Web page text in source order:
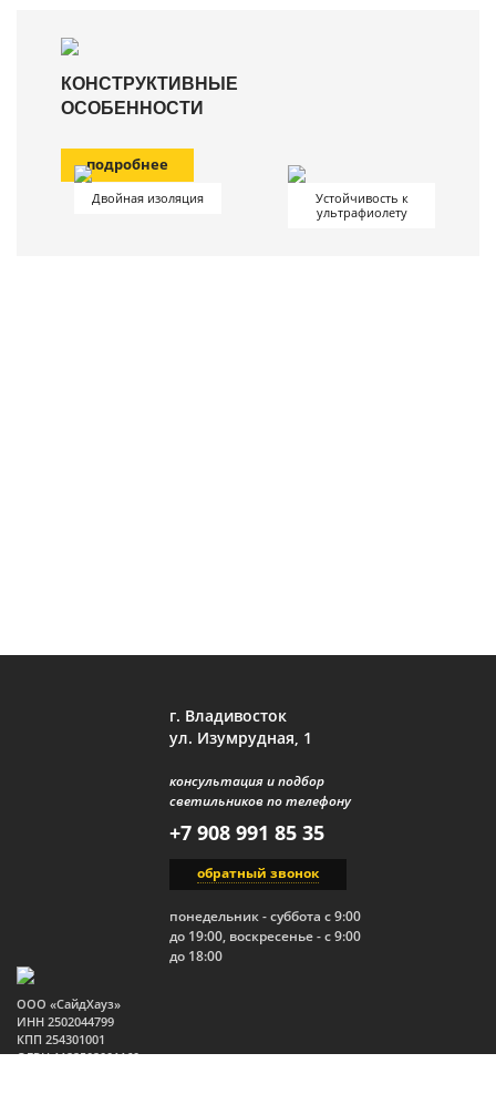
КОНСТРУКТИВНЫЕ
ОСОБЕННОСТИ
подробнее
Двойная изоляция
Устойчивость к
ультрафиолету
г. Владивосток
ул. Изумрудная, 1
консультация и подбор
светильников по телефону
+7 908 991 85 35
обратный звонок
понедельник - суббота с 9:00
до 19:00, воскресенье - с 9:00
до 18:00
ООО «СайдХауз»
ИНН 2502044799
КПП 254301001
ОГРН 1122502001160